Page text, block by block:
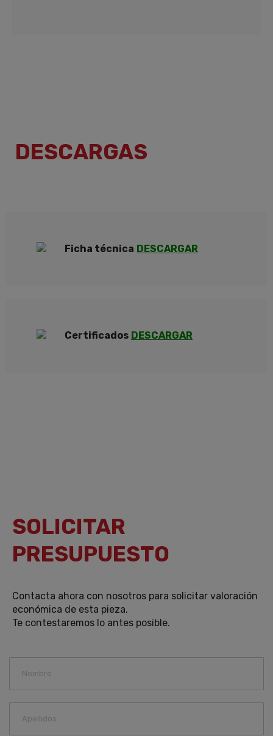
DESCARGAS
Ficha técnica DESCARGAR
Certificados DESCARGAR
SOLICITAR
PRESUPUESTO
Contacta ahora con nosotros para solicitar valoración
económica de esta pieza.
Te contestaremos lo antes posible.